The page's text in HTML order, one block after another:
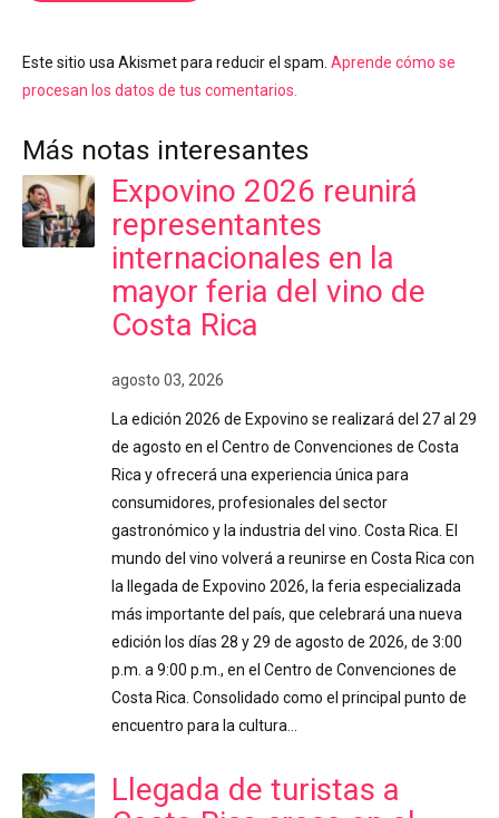
Este sitio usa Akismet para reducir el spam. Aprende cómo se
procesan los datos de tus comentarios.
Más notas interesantes
Expovino 2026 reunirá
representantes
internacionales en la
mayor feria del vino de
Costa Rica
agosto 03, 2026
La edición 2026 de Expovino se realizará del 27 al 29
de agosto en el Centro de Convenciones de Costa
Rica y ofrecerá una experiencia única para
consumidores, profesionales del sector
gastronómico y la industria del vino. Costa Rica. El
mundo del vino volverá a reunirse en Costa Rica con
la llegada de Expovino 2026, la feria especializada
más importante del país, que celebrará una nueva
edición los días 28 y 29 de agosto de 2026, de 3:00
p.m. a 9:00 p.m., en el Centro de Convenciones de
Costa Rica. Consolidado como el principal punto de
encuentro para la cultura…
Llegada de turistas a